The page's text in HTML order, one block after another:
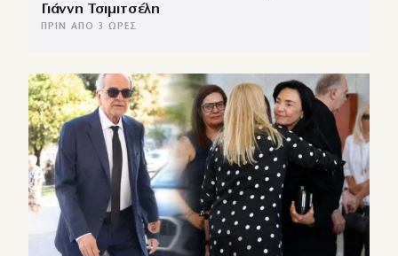
Γιάννη Τσιμιτσέλη
ΠΡΙΝ ΑΠΌ 3 ΏΡΕΣ